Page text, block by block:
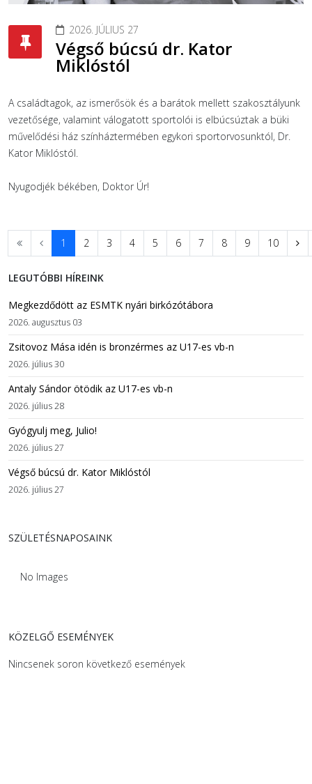
2026. JÚLIUS 27
Végső búcsú dr. Kator
Miklóstól
A családtagok, az ismerősök és a barátok mellett szakosztályunk
vezetősége, valamint válogatott sportolói is elbúcsúztak a büki
művelődési ház színháztermében egykori sportorvosunktól, Dr.
Kator Miklóstól.
Nyugodjék békében, Doktor Úr!
1 2 3 4 5 6 7 8 9 10
LEGUTÓBBI HÍREINK
Megkezdődött az ESMTK nyári birkózótábora
2026. augusztus 03
Zsitovoz Mása idén is bronzérmes az U17-es vb-n
2026. július 30
Antaly Sándor ötödik az U17-es vb-n
2026. július 28
Gyógyulj meg, Julio!
2026. július 27
Végső búcsú dr. Kator Miklóstól
2026. július 27
SZÜLETÉSNAPOSAINK
No Images
KÖZELGŐ ESEMÉNYEK
Nincsenek soron következő események